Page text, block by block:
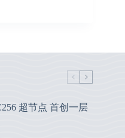
超节点 首创一层